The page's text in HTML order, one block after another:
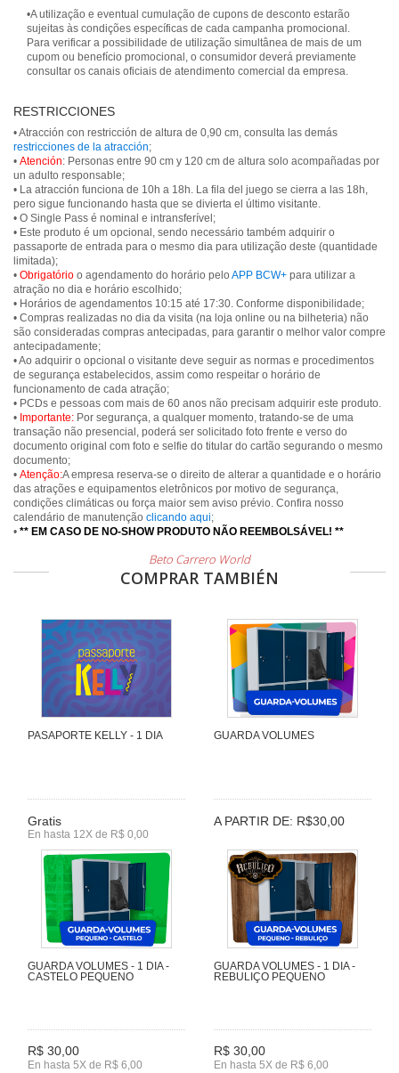
•A utilização e eventual cumulação de cupons de desconto estarão
sujeitas às condições específicas de cada campanha promocional.
Para verificar a possibilidade de utilização simultânea de mais de um
cupom ou benefício promocional, o consumidor deverá previamente
consultar os canais oficiais de atendimento comercial da empresa.
RESTRICCIONES
• Atracción con restricción de altura de 0,90 cm, consulta las demás
restricciones de la atracción;
• Atención: Personas entre 90 cm y 120 cm de altura solo acompañadas por
un adulto responsable;
• La atracción funciona de 10h a 18h. La fila del juego se cierra a las 18h,
pero sigue funcionando hasta que se divierta el último visitante.
• O Single Pass é nominal e intransferível;
• Este produto é um opcional, sendo necessário também adquirir o
passaporte de entrada para o mesmo dia para utilização deste (quantidade
limitada);
• Obrigatório o agendamento do horário pelo APP BCW+ para utilizar a
atração no dia e horário escolhido;
• Horários de agendamentos 10:15 até 17:30. Conforme disponibilidade;
• Compras realizadas no dia da visita (na loja online ou na bilheteria) não
são consideradas compras antecipadas, para garantir o melhor valor compre
antecipadamente;
• Ao adquirir o opcional o visitante deve seguir as normas e procedimentos
de segurança estabelecidos, assim como respeitar o horário de
funcionamento de cada atração;
• PCDs e pessoas com mais de 60 anos não precisam adquirir este produto.
• Importante: Por segurança, a qualquer momento, tratando-se de uma
transação não presencial, poderá ser solicitado foto frente e verso do
documento original com foto e selfie do titular do cartão segurando o mesmo
documento;
• Atenção:A empresa reserva-se o direito de alterar a quantidade e o horário
das atrações e equipamentos eletrônicos por motivo de segurança,
condições climáticas ou força maior sem aviso prévio. Confira nosso
calendário de manutenção clicando aqui;
• ** EM CASO DE NO-SHOW PRODUTO NÃO REEMBOLSÁVEL! **
Beto Carrero World
COMPRAR TAMBIÉN
PASAPORTE KELLY - 1 DIA
Gratis
En hasta 12X de R$ 0,00
GUARDA VOLUMES
A PARTIR DE: R$30,00
GUARDA VOLUMES - 1 DIA -
CASTELO PEQUENO
R$ 30,00
En hasta 5X de R$ 6,00
GUARDA VOLUMES - 1 DIA -
REBULIÇO PEQUENO
R$ 30,00
En hasta 5X de R$ 6,00